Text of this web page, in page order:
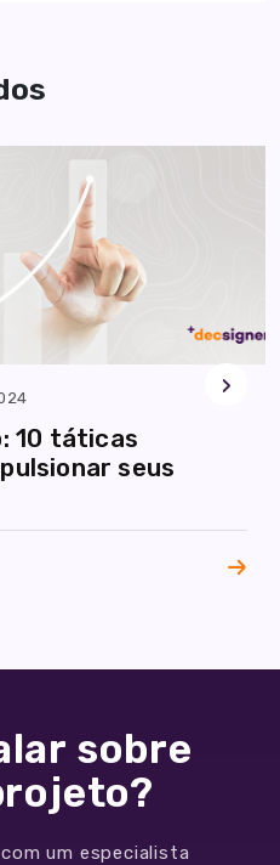
10 táticas
seus
›
sobre
um especialista